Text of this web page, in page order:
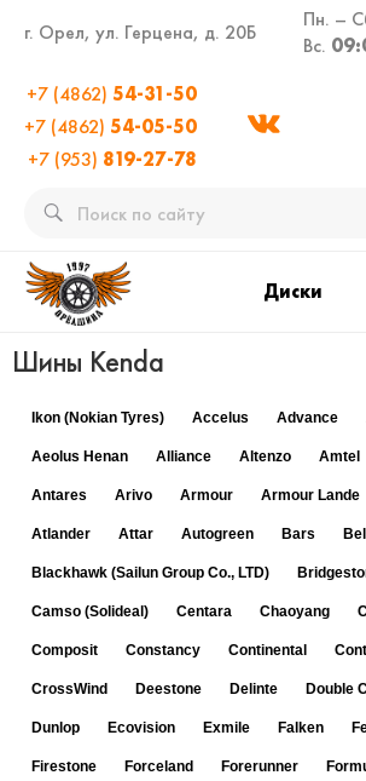
г. Орел, ул. Герцена, д. 20Б
Пн. –
Вс.
+7 (4862) 54-31-50
+7 (4862) 54-05-50
+7 (953) 819-27-78
Диски
Шины Kenda
Ikon (Nokian Tyres) Accelus Advance
Aeolus Henan Alliance Altenzo Amtel
Antares Arivo Armour Armour Lande
Atlander Attar Autogreen Bars
Blackhawk (Sailun Group Co., LTD)
Camso (Solideal) Centara Chaoyang
Composit Constancy Continental
CrossWind Deestone Delinte Double
Dunlop Ecovision Exmile Falken
Firestone Forceland Forerunner